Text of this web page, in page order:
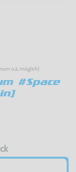
o.ä. möglich)
#Space